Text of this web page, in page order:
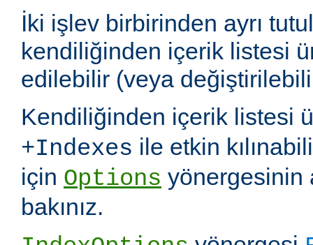
İki işlev birbirinden ayrı
kendiliğinden içerik listesi
edilebilir (veya
Kendiliğinden içerik listesi
+Indexes ile etkin
için Options yönergesinin
bakınız.